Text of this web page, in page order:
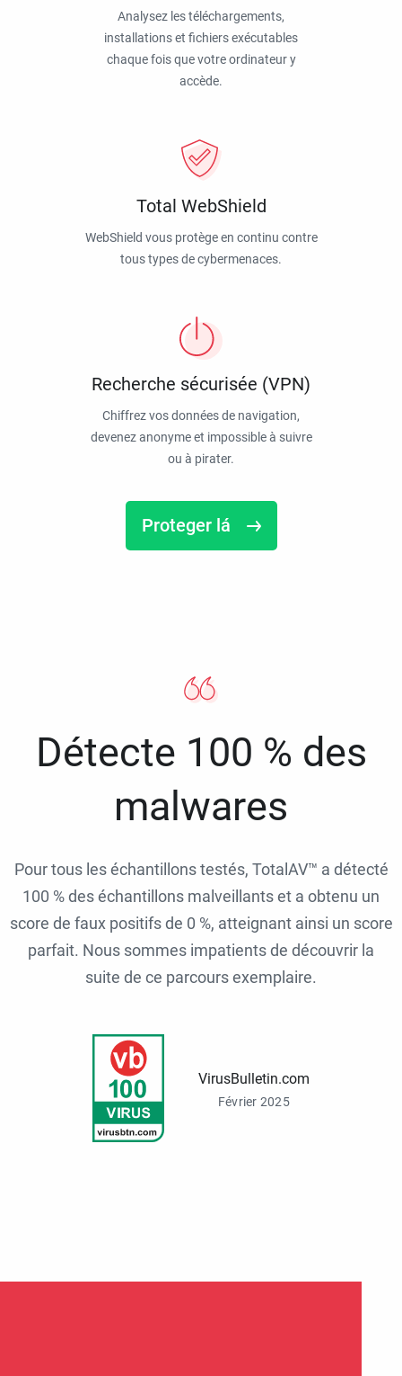
Analysez les téléchargements,
installations et fichiers exécutables
chaque fois que votre ordinateur y
accède.
Total WebShield
WebShield vous protège en continu contre
tous types de cybermenaces.
Recherche sécurisée (VPN)
Chiffrez vos données de navigation,
devenez anonyme et impossible à suivre
ou à pirater.
Proteger lá
Détecte 100 % des
malwares
Pour tous les échantillons testés, TotalAV™ a détecté
100 % des échantillons malveillants et a obtenu un
score de faux positifs de 0 %, atteignant ainsi un score
parfait. Nous sommes impatients de découvrir la
suite de ce parcours exemplaire.
VirusBulletin.com
Février 2025